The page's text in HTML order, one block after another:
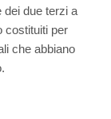
dei due terzi a
costituiti per
che abbiano